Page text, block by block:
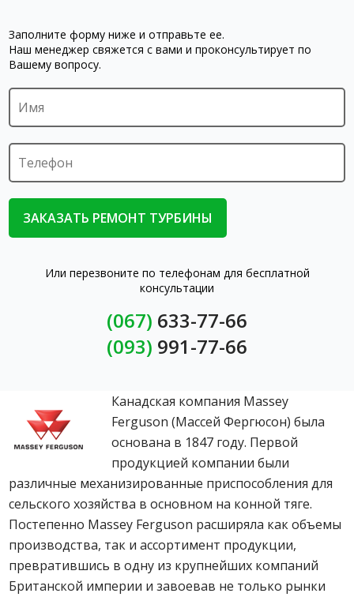
Заполните форму ниже и отправьте ее.
Наш менеджер свяжется с вами и проконсультирует по
Вашему вопросу.
Или перезвоните по телефонам для бесплатной
консультации
(067) 633-77-66
(093) 991-77-66
Канадская компания Massey
Ferguson (Массей Фергюсон) была
основана в 1847 году. Первой
продукцией компании были
различные механизированные приспособления для
сельского хозяйства в основном на конной тяге.
Постепенно Massey Ferguson расширяла как объемы
производства, так и ассортимент продукции,
превратившись в одну из крупнейших компаний
Британской империи и завоевав не только рынки